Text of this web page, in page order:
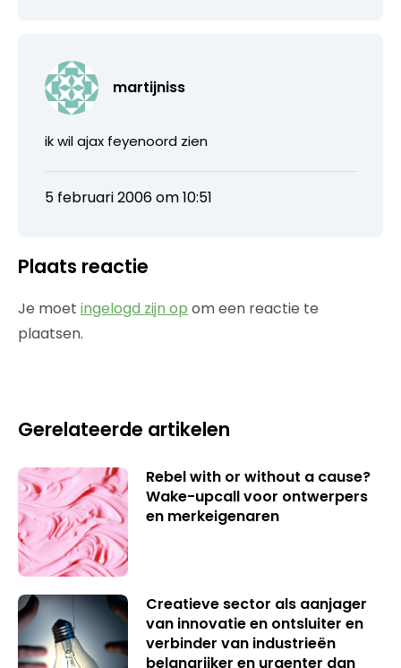
martijniss
ik wil ajax feyenoord zien
5 februari 2006 om 10:51
Plaats reactie
Je moet ingelogd zijn op om een reactie te
plaatsen.
Gerelateerde artikelen
Rebel with or without a cause?
Wake-upcall voor ontwerpers
en merkeigenaren
Creatieve sector als aanjager
van innovatie en ontsluiter en
verbinder van industrieën
belangrijker en urgenter dan